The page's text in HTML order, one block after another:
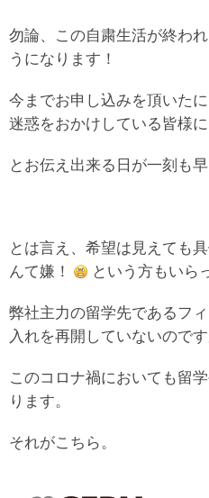
勿論、この自粛生活が終わ
うになります！
今までお申し込みを頂いた
迷惑をおかけしている皆様
とお伝え出来る日が一刻も
とは言え、希望は見えても
んて嫌！
という方もいら
弊社主力の留学先であるフ
入れを再開していないのです
このコロナ禍においても留
ります。
それがこちら。